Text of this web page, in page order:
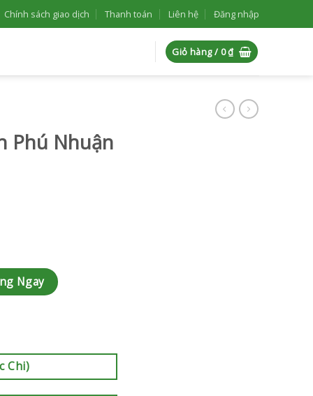
Chính sách giao dịch Thanh toán Liên hệ Đăng nhập
Giỏ hàng / 0₫
Phú Nhuận
Ngay
Chi)